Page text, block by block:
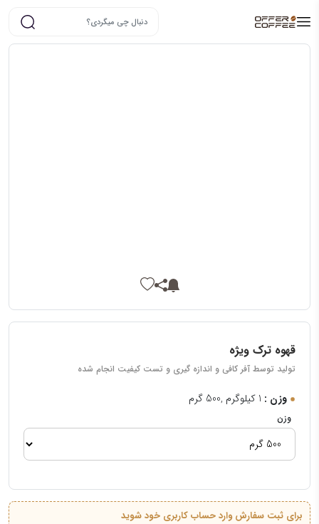
قهوه ترک ویژه
تولید توسط آفر کافی و اندازه گیری و تست کیفیت انجام شده
وزن : 1 کیلوگرم ,500 گرم
وزن
برای ثبت سفارش وارد حساب کاربری خود شوید